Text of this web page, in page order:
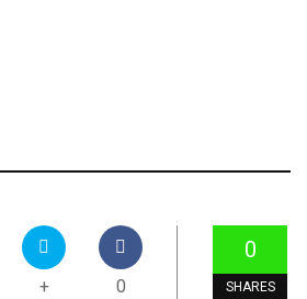
0
SHARES
0
+